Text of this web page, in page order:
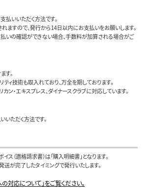
いいただく方法です。
ますので、発行から14日以内にお支払いをお願いします。
いの確認ができない場合、手数料が加算される場合がご
す。
ィ技術も取入れており、万全を期しております。
カン・エキスプレス、ダイナースクラブに対応しています。
ただく方法です。
ス（適格請求書）は「購入明細書」となります。
が完了したタイミングで発行いたします。
対応について」をご覧ください。